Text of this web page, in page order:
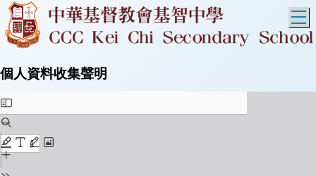
個人資料收集聲明